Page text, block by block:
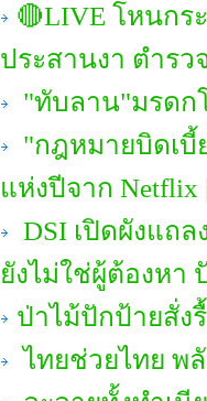
🔴LIVE โหนกร
ประสานงา ตำร
"ทับลาน"มรดก
"กฎหมายบิดเบี้
แห่งปีจาก Netflix
DSI เปิดผังแถล
ยังไม่ใช่ผู้ต้องหา
ป่าไม้ปักป้ายสั่ง
ไทยช่วยไทย พ